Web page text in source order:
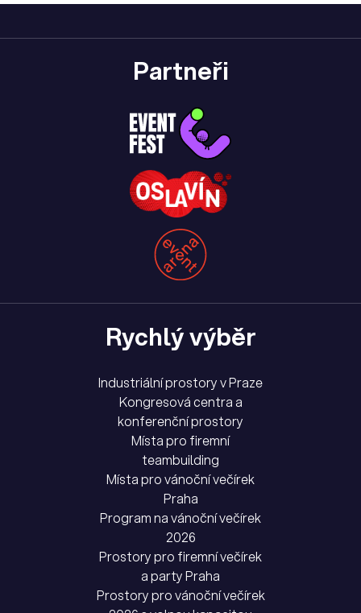
Partneři
Rychlý výběr
Industriální prostory v Praze
Kongresová centra a
konferenční prostory
Místa pro firemní
teambuilding
Místa pro vánoční večírek
Praha
Program na vánoční večírek
2026
Prostory pro firemní večírek
a party Praha
Prostory pro vánoční večírek